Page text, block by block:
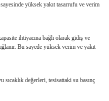
yüksek yakıt tasarrufu ve verim
ihtiyacına bağlı olarak gidiş ve
Bu sayede yüksek verim ve yakıt
değerleri, tesisattaki su basınç